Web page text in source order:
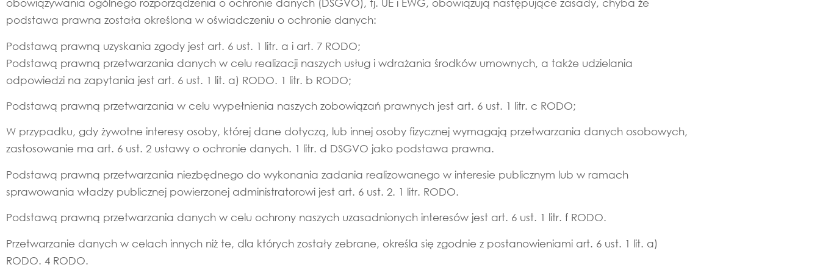
obowiązywania ogólnego rozporządzenia o ochronie danych (DSGVO), tj. UE i EWG, obowiązują następujące zasady, chyba że
podstawa prawna została określona w oświadczeniu o ochronie danych:
Podstawą prawną uzyskania zgody jest art. 6 ust. 1 litr. a i art. 7 RODO;
Podstawą prawną przetwarzania danych w celu realizacji naszych usług i wdrażania środków umownych, a także udzielania
odpowiedzi na zapytania jest art. 6 ust. 1 lit. a) RODO. 1 litr. b RODO;
Podstawą prawną przetwarzania w celu wypełnienia naszych zobowiązań prawnych jest art. 6 ust. 1 litr. c RODO;
W przypadku, gdy żywotne interesy osoby, której dane dotyczą, lub innej osoby fizycznej wymagają przetwarzania danych osobowych,
zastosowanie ma art. 6 ust. 2 ustawy o ochronie danych. 1 litr. d DSGVO jako podstawa prawna.
Podstawą prawną przetwarzania niezbędnego do wykonania zadania realizowanego w interesie publicznym lub w ramach
sprawowania władzy publicznej powierzonej administratorowi jest art. 6 ust. 2. 1 litr. RODO.
Podstawą prawną przetwarzania danych w celu ochrony naszych uzasadnionych interesów jest art. 6 ust. 1 litr. f RODO.
Przetwarzanie danych w celach innych niż te, dla których zostały zebrane, określa się zgodnie z postanowieniami art. 6 ust. 1 lit. a)
RODO. 4 RODO.